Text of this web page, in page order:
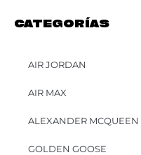
CATEGORÍAS
AIR JORDAN
AIR MAX
ALEXANDER MCQUEEN
GOLDEN GOOSE